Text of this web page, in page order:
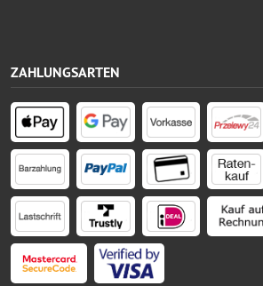
ZAHLUNGSARTEN